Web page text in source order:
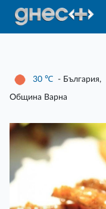
30 ℃ - България,
Община Варна